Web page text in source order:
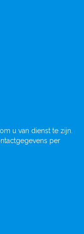
u van dienst te zijn.
per